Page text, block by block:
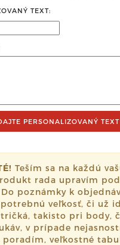
TEXT:
PERSONALIZOVANÝ TEXT
Teším sa na každú
rada upravím
poznámky k
veľkosť, či už
takisto pri body,
v prípade
poradím, veľkostné